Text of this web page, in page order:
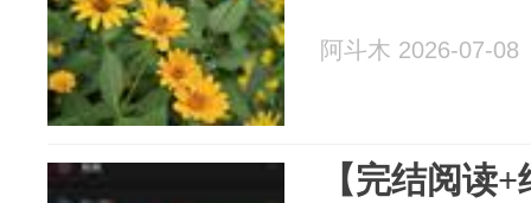
阿斗木 2026-07-08
【完结阅读